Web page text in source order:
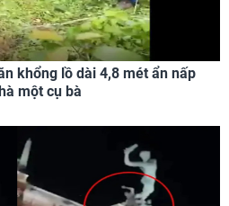
khổng lồ dài 4,8 mét ẩn nấp
một cụ bà